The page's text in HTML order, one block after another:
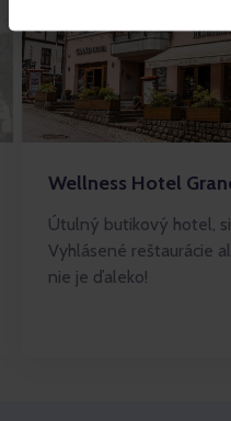
Wellness Hotel
Útulný butikový hotel,
Vyhlásené reštaurácie
nie je ďaleko!